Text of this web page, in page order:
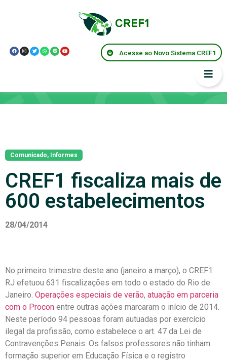
Acesse ao Novo Sistema CREF1
Comunicado, Informes
CREF1 fiscaliza mais de
600 estabelecimentos
28/04/2014
No primeiro trimestre deste ano (janeiro a março), o CREF1
RJ efetuou 631 fiscalizações em todo o estado do Rio de
Janeiro. Operações especiais de verão, atuação em parceria
com o Procon entre outras ações marcaram o início de 2014.
Neste período 94 pessoas foram autuadas por exercício
ilegal da profissão, como estabelece o art. 47 da Lei de
Contravenções Penais. Os falsos professores não tinham
formação superior em Educação Física e o registro